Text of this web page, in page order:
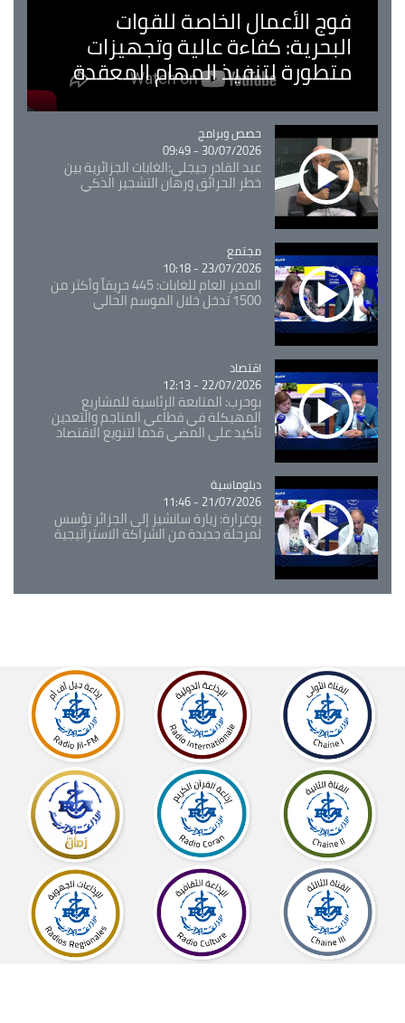
فوج الأعمال الخاصة للقوات
البحرية: كفاءة عالية وتجهيزات
متطورة لتنفيذ المهام المعقدة
Catégorie
حصص وبرامج
30/07/2026 - 09:49
عبد القادر جيجلي:الغابات الجزائرية بين
خطر الحرائق ورهان التشجير الذكي
Catégorie
مجتمع
23/07/2026 - 10:18
المدير العام للغابات: 445 حريقاً وأكثر من
1500 تدخل خلال الموسم الحالي
Catégorie
اقتصاد
22/07/2026 - 12:13
بوحرب: المتابعة الرئاسية للمشاريع
المهيكلة في قطاعي المناجم والتعدين
تأكيد على المضي قدما لتنويع الاقتصاد
Catégorie
دبلوماسية
21/07/2026 - 11:46
بوغرارة: زيارة سانشيز إلى الجزائر تؤسس
لمرحلة جديدة من الشراكة الاستراتيجية